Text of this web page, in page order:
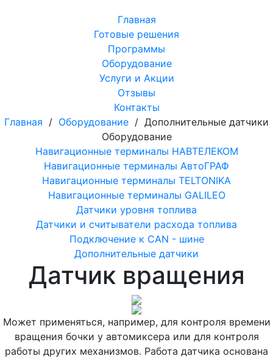
Главная
Готовые решения
Программы
Оборудование
Услуги и Акции
Отзывы
Контакты
Главная / Оборудование / Дополнительные датчики
Оборудование
Навигационные терминалы НАВТЕЛЕКОМ
Навигационные терминалы АвтоГРАФ
Навигационные терминалы TELTONIKA
Навигационные терминалы GALILEO
Датчики уровня топлива
Датчики и считыватели расхода топлива
Подключение к CAN - шине
Дополнительные датчики
Датчик вращения
Может применяться, например, для контроля времени
вращения бочки у автомиксера или для контроля
работы других механизмов. Работа датчика основана